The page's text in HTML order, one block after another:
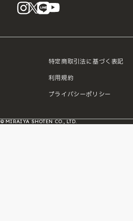
instagram
X LINE
特定商取引法に基づく表記
利用規約
プライバシーポリシー
© MIRAIYA SHOTEN CO., LTD.